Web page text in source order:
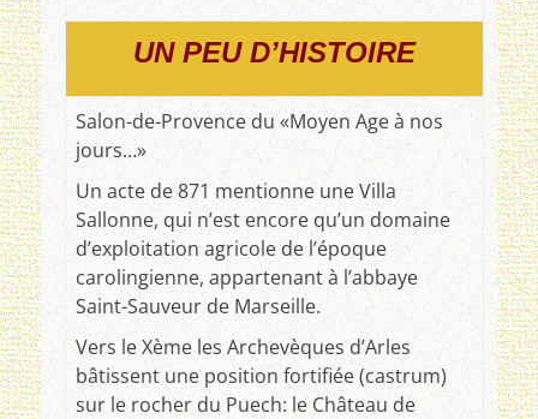
UN PEU D’HISTOIRE
Salon-de-Provence du «Moyen Age à nos
jours…»
Un acte de 871 mentionne une Villa
Sallonne, qui n’est encore qu’un domaine
d’exploitation agricole de l’époque
carolingienne, appartenant à l’abbaye
Saint-Sauveur de Marseille.
Vers le Xème les Archevèques d’Arles
bâtissent une position fortifiée (castrum)
sur le rocher du Puech: le Château de